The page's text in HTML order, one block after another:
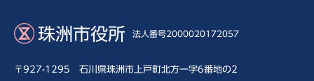
珠洲市役所 法人番号2000020172057
〒927-1295 石川県珠洲市上戸町北方一字6番地の2